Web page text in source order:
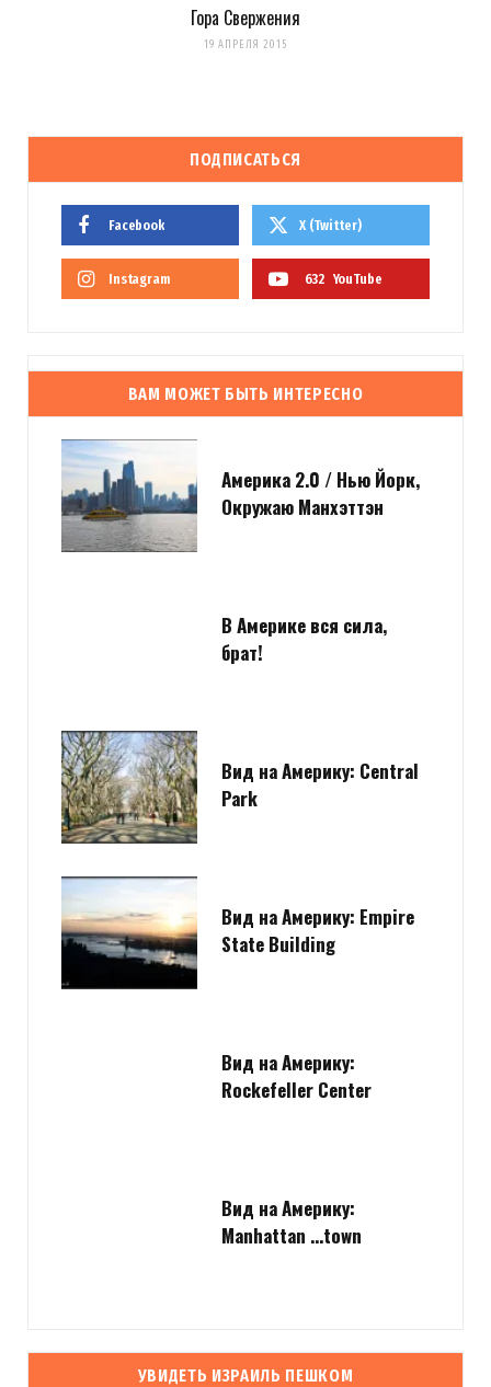
Гора Свержения
19 АПРЕЛЯ 2015
ПОДПИСАТЬСЯ
Facebook X (Twitter)
Instagram 632 YouTube
ВАМ МОЖЕТ БЫТЬ ИНТЕРЕСНО
Америка 2.0 / Нью Йорк,
Окружаю Манхэттэн
В Америке вся сила,
брат!
Вид на Америку: Central
Park
Вид на Америку: Empire
State Building
Вид на Америку:
Rockefeller Center
Вид на Америку:
Manhattan …town
УВИДЕТЬ ИЗРАИЛЬ ПЕШКОМ